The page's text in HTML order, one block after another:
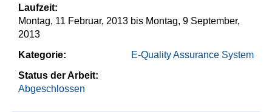
Laufzeit:
Montag, 11 Februar, 2013 bis Montag, 9 September,
2013
Kategorie:
E-Quality Assurance System
Status der Arbeit:
Abgeschlossen